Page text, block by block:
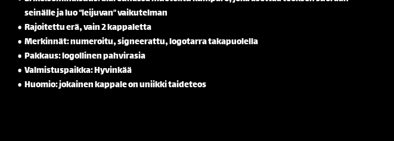
seinälle ja luo “leijuvan” vaikutelman
Rajoitettu erä, vain 2 kappaletta
Merkinnät: numeroitu, signeerattu, logotarra takapuolella
Pakkaus: logollinen pahvirasia
Valmistuspaikka: Hyvinkää
Huomio: jokainen kappale on uniikki taideteos